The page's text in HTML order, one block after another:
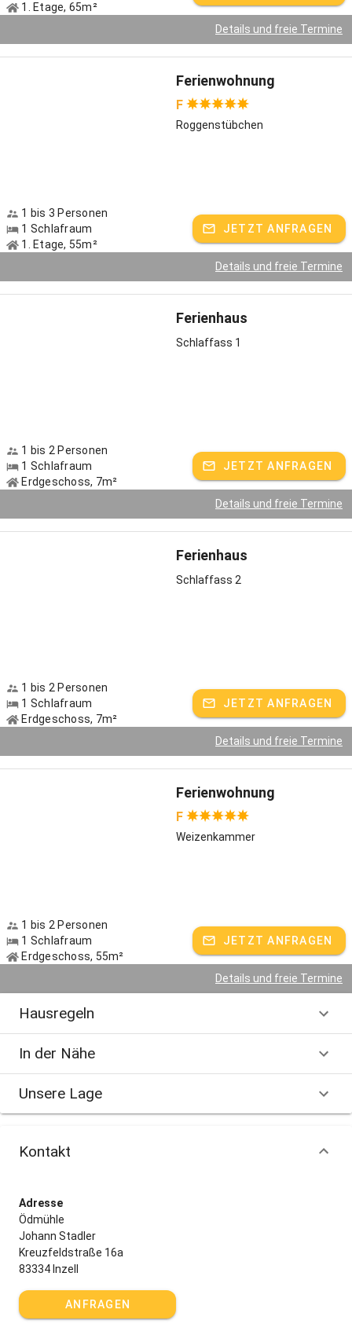
1. Etage, 65m²
Details und freie Termine
Ferienwohnung
F
Roggenstübchen
1 bis 3 Personen
1 Schlafraum
1. Etage, 55m²
JETZT ANFRAGEN
Details und freie Termine
Ferienhaus
Schlaffass 1
1 bis 2 Personen
1 Schlafraum
Erdgeschoss, 7m²
JETZT ANFRAGEN
Details und freie Termine
Ferienhaus
Schlaffass 2
1 bis 2 Personen
1 Schlafraum
Erdgeschoss, 7m²
JETZT ANFRAGEN
Details und freie Termine
Ferienwohnung
F
Weizenkammer
1 bis 2 Personen
1 Schlafraum
Erdgeschoss, 55m²
JETZT ANFRAGEN
Details und freie Termine
Hausregeln
In der Nähe
Unsere Lage
Kontakt
Adresse
Ödmühle
Johann Stadler
Kreuzfeldstraße 16a
83334 Inzell
ANFRAGEN